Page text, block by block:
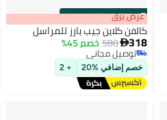
00m:00s
·باقي 100% عرض برق
كالفن كلاين جيب بارز للمراسل
318
580خصم 45%
توصيل مجاني
توصيل مجاني
خصم إضافي %20 + 2